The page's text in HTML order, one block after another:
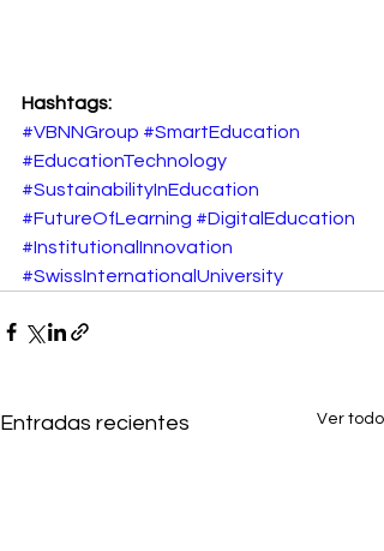
Hashtags:
#VBNNGroup #SmartEducation
#EducationTechnology
#SustainabilityInEducation
#FutureOfLearning #DigitalEducation
#InstitutionalInnovation
#SwissInternationalUniversity
Entradas recientes Ver todo